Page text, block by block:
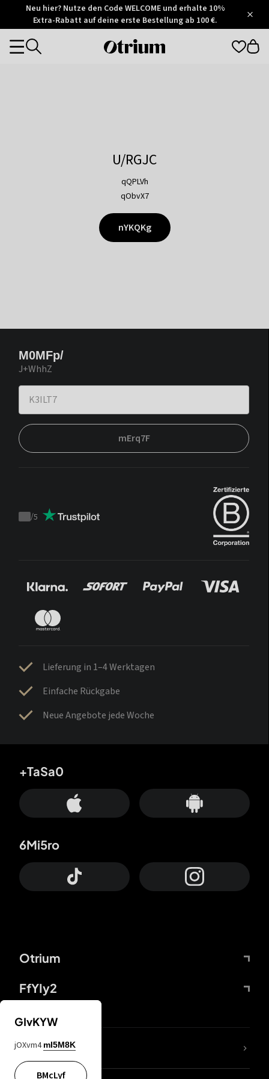
Otrium
Trustpilot
Neu hier? Nutze den Code WELCOME und erhalte 10%
Extra-Rabatt auf deine erste Bestellung ab 100 €.
Otrium
Categories
U/RGJC
qQPLVh
qObvX7
nYKQKg
M0MFp/
J+WhhZ
mErq7F
Trustpilot
/5
Lieferung in 1–4 Werktagen
Einfache Rückgabe
Neue Angebote jede Woche
Otrium
FfYIy2
+TaSa0
6Mi5ro
DDcvSo
GIvKYW
jOXvm4 mI5M8K
BMcLyf